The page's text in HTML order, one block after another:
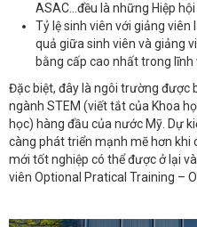
ASAC...đều là những Hiệp
Tỷ lệ sinh viên với giảng
quả giữa sinh viên và giảng
bằng cấp cao nhất trong lĩnh
Đặc biệt, đây là ngôi trường được
ngành STEM (viết tắt của Khoa
học) hàng đầu của nước Mỹ. Dự
càng phát triển mạnh mẽ hơn khi
mới tốt nghiệp có thể được ở lại
viên Optional Pratical Training –